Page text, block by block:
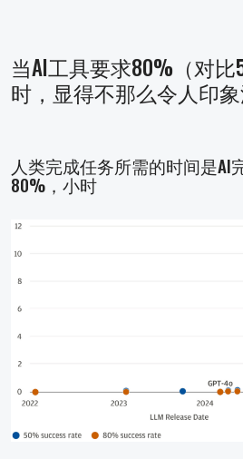
当AI工具要求80%（对
时，显得不那么令人印
人类完成任务所需的时间是AI
80%，小时